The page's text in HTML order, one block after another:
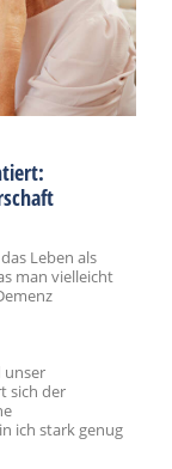
Leben als
man vielleicht
unser
sich der
ich stark genug